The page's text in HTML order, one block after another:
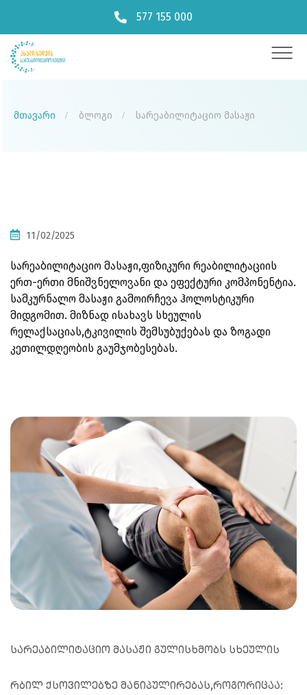
577 155 000
მთავარი ბლოგი სარეაბილიტაციო მასაჟი
11/02/2025
სარეაბილიტაციო მასაჟი,ფიზიკური რეაბილიტაციის
ერთ-ერთი მნიშვნელოვანი და ეფექტური კომპონენტია.
სამკურნალო მასაჟი გამოირჩევა ჰოლოსტიკური
მიდგომით. მიზნად ისახავს სხეულის
რელაქსაციას,ტკივილის შემსუბუქებას და ზოგადი
კეთილდღეობის გაუმჯობესებას.
სარეაბილიტაციო მასაჟი გულისხმობს სხეულის
რბილ ქსოვილებზე მანიპულირებას,როგორიცაა: